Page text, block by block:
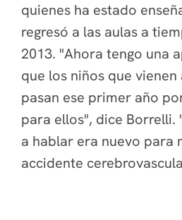
quienes ha estado
regresó a las aulas a
2013. "Ahora tengo una
que los niños que
pasan ese primer año
para ellos", dice Borrelli.
a hablar era nuevo para
accidente